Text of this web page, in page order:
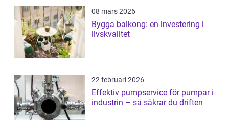
08 mars 2026
Bygga balkong: en investering i
livskvalitet
22 februari 2026
Effektiv pumpservice för pumpar i
industrin – så säkrar du driften